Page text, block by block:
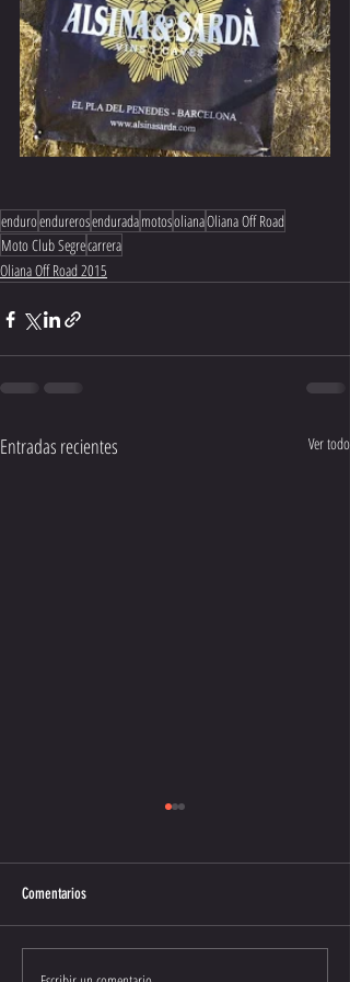
enduroendurerosenduradamotosolianaOliana Off Road
Moto Club Segrecarrera
Oliana Off Road 2015
Entradas recientes Ver todo
Clasificaciones 2015
Comentarios